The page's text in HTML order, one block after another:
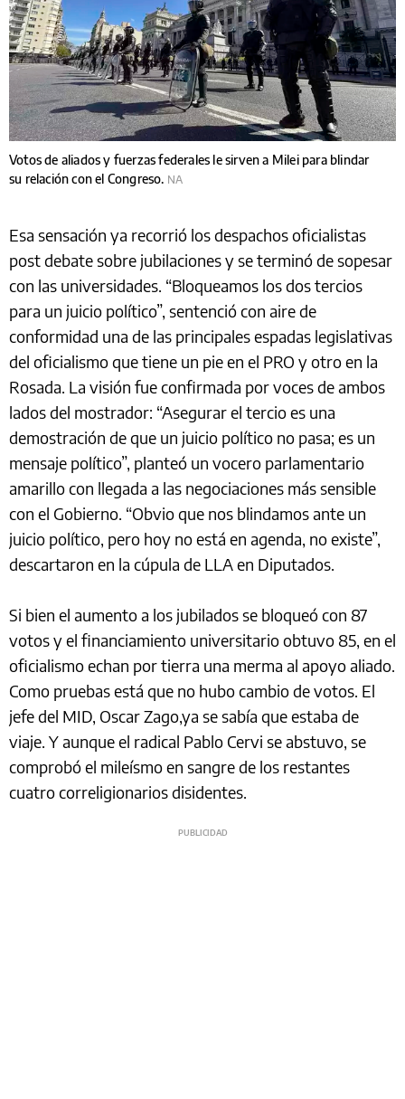
Votos de aliados y fuerzas federales le sirven a Milei para blindar
su relación con el Congreso. NA
Esa sensación ya recorrió los despachos oficialistas
post debate sobre jubilaciones y se terminó de sopesar
con las universidades. “Bloqueamos los dos tercios
para un juicio político”, sentenció con aire de
conformidad una de las principales espadas legislativas
del oficialismo que tiene un pie en el PRO y otro en la
Rosada. La visión fue confirmada por voces de ambos
lados del mostrador: “Asegurar el tercio es una
demostración de que un juicio político no pasa; es un
mensaje político”, planteó un vocero parlamentario
amarillo con llegada a las negociaciones más sensible
con el Gobierno. “Obvio que nos blindamos ante un
juicio político, pero hoy no está en agenda, no existe”,
descartaron en la cúpula de LLA en Diputados.
Si bien el aumento a los jubilados se bloqueó con 87
votos y el financiamiento universitario obtuvo 85, en el
oficialismo echan por tierra una merma al apoyo aliado.
Como pruebas está que no hubo cambio de votos. El
jefe del MID, Oscar Zago,ya se sabía que estaba de
viaje. Y aunque el radical Pablo Cervi se abstuvo, se
comprobó el mileísmo en sangre de los restantes
cuatro correligionarios disidentes.